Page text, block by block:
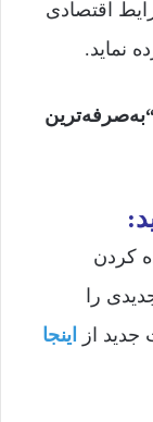
اقتصادی
نماید.
کردن
را
از
اینجا